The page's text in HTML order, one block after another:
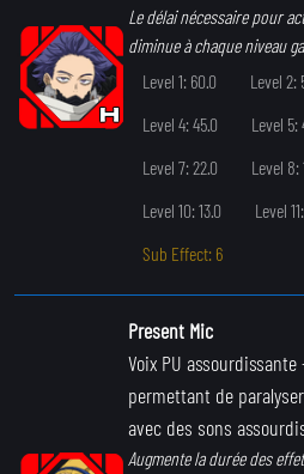
Le délai nécessaire pour
diminue à chaque niveau
Level 1: 60.0
Level 2:
Level 4: 45.0
Level 5:
Level 7: 22.0
Level 8:
Level 10: 13.0
Level
Sub Effect: 6
Present Mic
Voix PU assourdissante
permettant de
avec des sons
Augmente la durée des